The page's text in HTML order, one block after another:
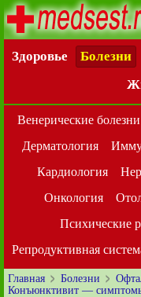
Здоровье Болезни
Венерические болезни
Дерматология
Кардиология
Онкология
Психические
Репродуктивная
Главная Болезни
Конъюнктивит —